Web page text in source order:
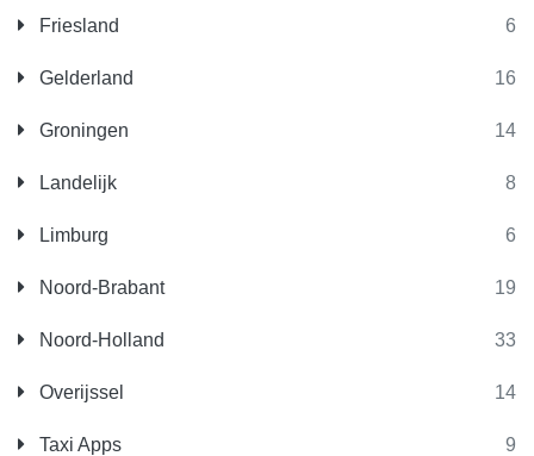
Friesland 6
Gelderland 16
Groningen 14
Landelijk 8
Limburg 6
Noord-Brabant 19
Noord-Holland 33
Overijssel 14
Taxi Apps 9